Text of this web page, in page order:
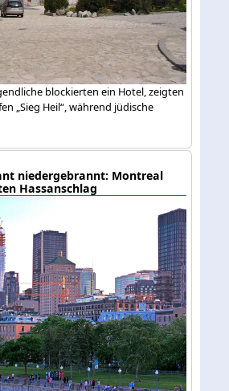
blockierten ein Hotel, zeigten
„Sieg Heil“, während jüdische
niedergebrannt: Montreal
Hassanschlag